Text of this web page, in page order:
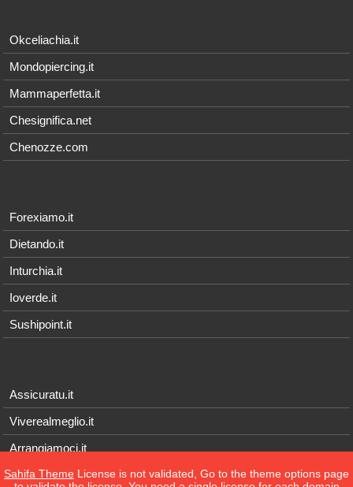
Okceliachia.it
Mondopiercing.it
Mammaperfetta.it
Chesignifica.net
Chenozze.com
Forexiamo.it
Dietando.it
Inturchia.it
Ioverde.it
Sushipoint.it
Assicuratu.it
Viverealmeglio.it
Arrangiamoci.it
Tecnichef.it
Sahifa Theme License is not validated, Go to the theme options page